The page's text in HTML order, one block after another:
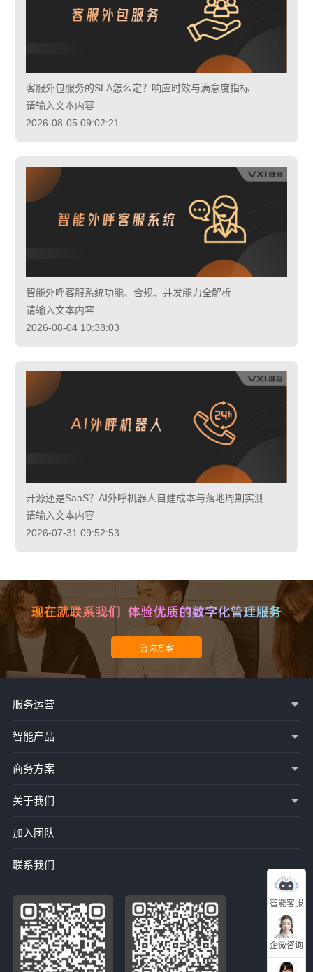
客服外包服务的SLA怎么定？响应时效与满意度指标
请输入文本内容
2026-08-05 09:02:21
智能外呼客服系统功能、合规、并发能力全解析
请输入文本内容
2026-08-04 10:38:03
开源还是SaaS？AI外呼机器人自建成本与落地周期实测
请输入文本内容
2026-07-31 09:52:53
智能客服
企微咨询
服务运营
智能产品
商务方案
关于我们
加入团队
联系我们